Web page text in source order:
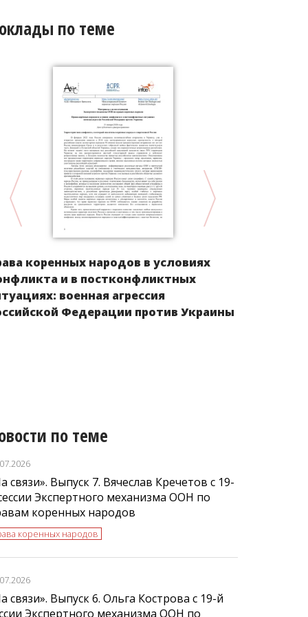
по теме
коренных народов в условиях
и в постконфликтных
военная агрессия
Федерации против Украины
по теме
связи». Выпуск 7. Вячеслав Кречетов с 19-
Экспертного механизма ООН по
коренных народов
коренных народов
связи». Выпуск 6. Ольга Кострова с 19-й
Экспертного механизма ООН по